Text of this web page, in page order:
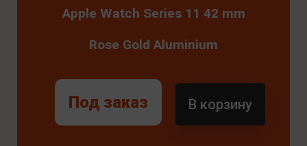
Apple Watch Series 11 42 mm
Rose Gold Aluminium
Под заказ В корзину